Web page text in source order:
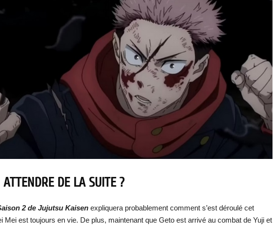
DE LA SUITE ?
2 de Jujutsu Kaisen expliquera probablement comment s’est déroulé cet
Mei est toujours en vie. De plus, maintenant que Geto est arrivé au combat de Yuji et